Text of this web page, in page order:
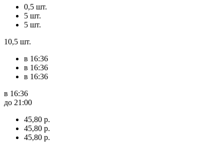
0,5 шт.
5 шт.
5 шт.
10,5 шт.
в 16:36
в 16:36
в 16:36
в 16:36
до 21:00
45,80 р.
45,80 р.
45,80 р.